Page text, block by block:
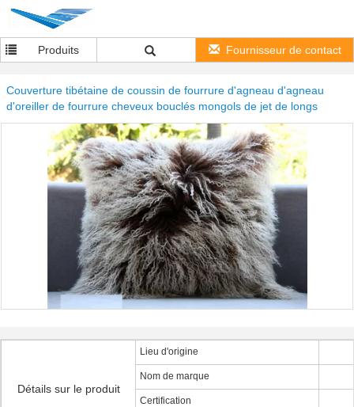
Produits Fournisseur de contact
Couverture tibétaine de coussin de fourrure d'agneau d'agneau
d'oreiller de fourrure cheveux bouclés mongols de jet de longs
Détails sur le produit
Lieu d'origine
Nom de marque
Certification